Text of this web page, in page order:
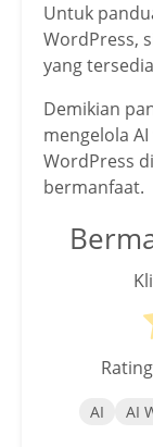
Untuk
WordPress,
yang
Demikian
mengelola
WordPress
bermanfaat.
AI AI